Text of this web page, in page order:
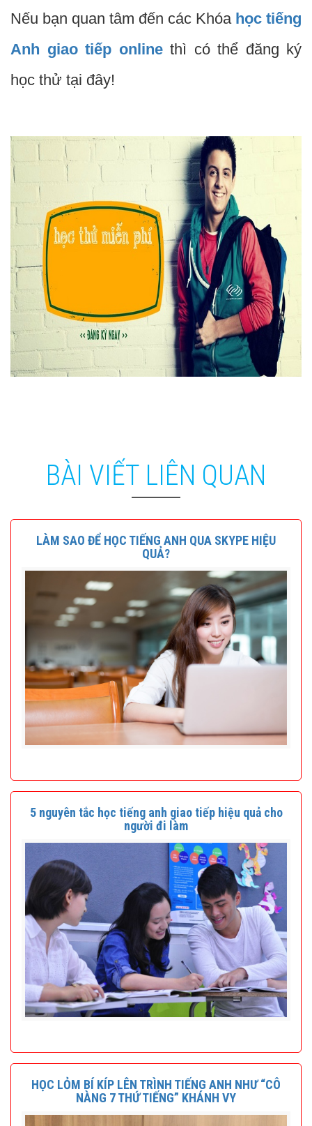
Nếu bạn quan tâm đến các Khóa học tiếng
Anh giao tiếp onlinethì có thể đăng ký
học thử tại đây!
BÀI VIẾT LIÊN QUAN
LÀM SAO ĐỂ HỌC TIẾNG ANH QUA SKYPE HIỆU
QUẢ?
5 nguyên tắc học tiếng anh giao tiếp hiệu quả cho
người đi làm
HỌC LỎM BÍ KÍP LÊN TRÌNH TIẾNG ANH NHƯ “CÔ
NÀNG 7 THỨ TIẾNG” KHÁNH VY